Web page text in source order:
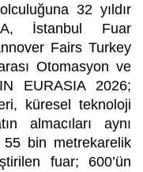
32 yıldır
, İstanbul Fuar
Fairs Turkey
Otomasyon ve
EURASIA 2026;
küresel teknoloji
almacıları aynı
55 bin metrekarelik
fuar; 600’ün